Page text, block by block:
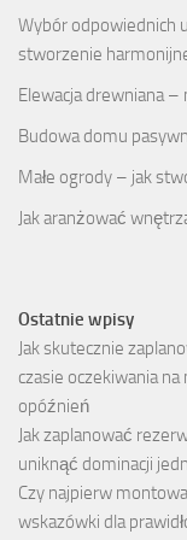
Wybór odpowiednich
stworzenie
Elewacja drewniana –
Budowa domu
Małe ogrody – jak
Jak aranżować
Ostatnie wpisy
Jak skutecznie
czasie oczekiwania
opóźnień
Jak zaplanować
uniknąć dominacji
Czy najpierw
wskazówki dla